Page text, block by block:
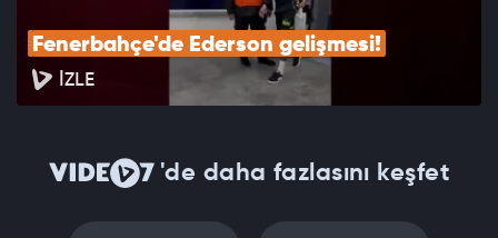
Fenerbahçe'de Ederson gelişmesi!
İZLE
'de daha fazlasını keşfet